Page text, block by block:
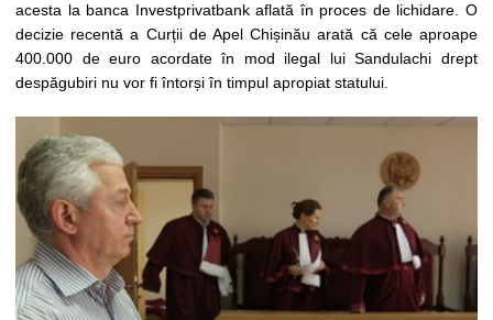
acesta la banca Investprivatbank aflată în proces de lichidare. O
decizie recentă a Curții de Apel Chișinău arată că cele aproape
400.000 de euro acordate în mod ilegal lui Sandulachi drept
despăgubiri nu vor fi întorși în timpul apropiat statului.